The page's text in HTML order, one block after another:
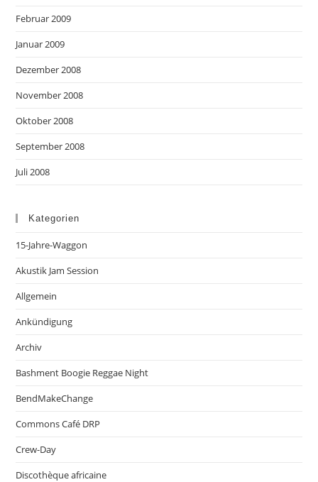
Februar 2009
Januar 2009
Dezember 2008
November 2008
Oktober 2008
September 2008
Juli 2008
Kategorien
15-Jahre-Waggon
Akustik Jam Session
Allgemein
Ankündigung
Archiv
Bashment Boogie Reggae Night
BendMakeChange
Commons Café DRP
Crew-Day
Discothèque africaine